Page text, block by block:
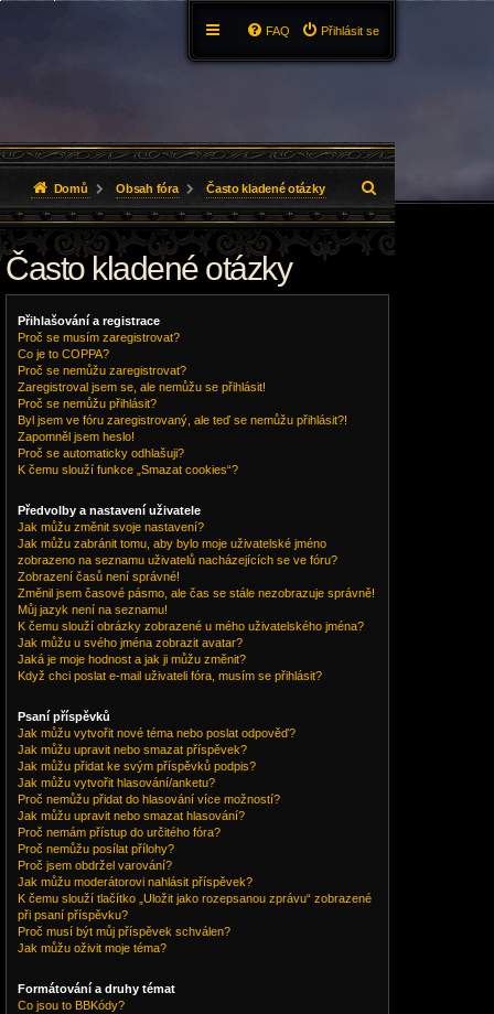
Přihlásit se
FAQ
Domů Obsah fóra Často kladené otázky
l
e
d
Často kladené otázky
Přihlašování a registrace
Proč se musím zaregistrovat?
Co je to COPPA?
Proč se nemůžu zaregistrovat?
Zaregistroval jsem se, ale nemůžu se přihlásit!
Proč se nemůžu přihlásit?
Byl jsem ve fóru zaregistrovaný, ale teď se nemůžu přihlásit?!
Zapomněl jsem heslo!
Proč se automaticky odhlašuji?
K čemu slouží funkce „Smazat cookies“?
Předvolby a nastavení uživatele
Jak můžu změnit svoje nastavení?
Jak můžu zabránit tomu, aby bylo moje uživatelské jméno
zobrazeno na seznamu uživatelů nacházejících se ve fóru?
Zobrazení časů není správné!
Změnil jsem časové pásmo, ale čas se stále nezobrazuje správně!
Můj jazyk není na seznamu!
K čemu slouží obrázky zobrazené u mého uživatelského jména?
Jak můžu u svého jména zobrazit avatar?
Jaká je moje hodnost a jak ji můžu změnit?
Když chci poslat e-mail uživateli fóra, musím se přihlásit?
Psaní příspěvků
Jak můžu vytvořit nové téma nebo poslat odpověď?
Jak můžu upravit nebo smazat příspěvek?
Jak můžu přidat ke svým příspěvků podpis?
Jak můžu vytvořit hlasování/anketu?
Proč nemůžu přidat do hlasování více možností?
Jak můžu upravit nebo smazat hlasování?
Proč nemám přístup do určitého fóra?
Proč nemůžu posílat přílohy?
Proč jsem obdržel varování?
Jak můžu moderátorovi nahlásit příspěvek?
K čemu slouží tlačítko „Uložit jako rozepsanou zprávu“ zobrazené
při psaní příspěvku?
Proč musí být můj příspěvek schválen?
Jak můžu oživit moje téma?
Formátování a druhy témat
Co jsou to BBKódy?